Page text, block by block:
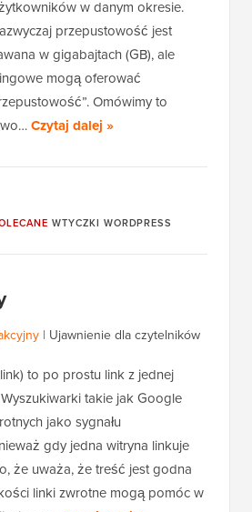
w danym okresie.
przepustowość jest
w gigabajtach (GB), ale
mogą oferować
Omówimy to
Czytaj dalej »
WTYCZKI WORDPRESS
| Ujawnienie dla czytelników
to po prostu link z jednej
takie jak Google
jako sygnału
gdy jedna witryna linkuje
że uważa, że treść jest godna
linki zwrotne mogą pomóc w